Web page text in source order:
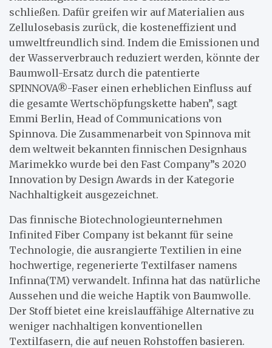
schließen. Dafür greifen wir auf Materialien aus
Zellulosebasis zurück, die kosteneffizient und
umweltfreundlich sind. Indem die Emissionen und
der Wasserverbrauch reduziert werden, könnte der
Baumwoll-Ersatz durch die patentierte
SPINNOVA®-Faser einen erheblichen Einfluss auf
die gesamte Wertschöpfungskette haben”, sagt
Emmi Berlin, Head of Communications von
Spinnova. Die Zusammenarbeit von Spinnova mit
dem weltweit bekannten finnischen Designhaus
Marimekko wurde bei den Fast Company”s 2020
Innovation by Design Awards in der Kategorie
Nachhaltigkeit ausgezeichnet.
Das finnische Biotechnologieunternehmen
Infinited Fiber Company ist bekannt für seine
Technologie, die ausrangierte Textilien in eine
hochwertige, regenerierte Textilfaser namens
Infinna(TM) verwandelt. Infinna hat das natürliche
Aussehen und die weiche Haptik von Baumwolle.
Der Stoff bietet eine kreislauffähige Alternative zu
weniger nachhaltigen konventionellen
Textilfasern, die auf neuen Rohstoffen basieren.